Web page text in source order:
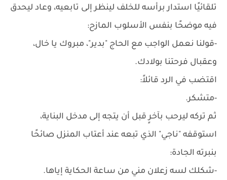
تلقائيًا استدار برأسه للخلف لينظر إلى تابعيه، وعاد ليحدق
فيه موضحًا بنفس الأسلوب المازح:
-قولنا نعمل الواجب مع الحاج "بدير"، مبروك يا خال،
وعقبال فرحتنا بولادك.
اقتضب في الرد قائلاً:
-متشكر.
ثم تركه ليرحب بآخرٍ قبل أن يتجه إلى مدخل البناية،
استوقفه "ناجي" الذي تبعه عند أعتاب المنزل صائحًا
بنبرته الجادة:
-شكلك لسه زعلان مني من ساعة الحكاية إياها.